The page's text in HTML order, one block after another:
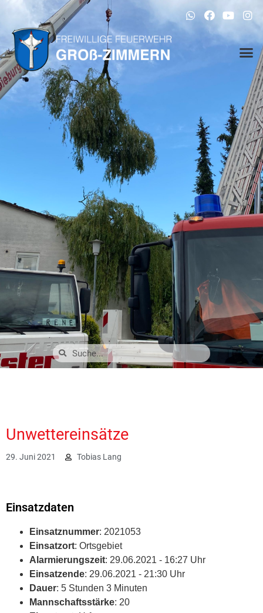
Unwettereinsätze
29. Juni 2021 Tobias Lang
Einsatzdaten
Einsatznummer: 2021053
Einsatzort: Ortsgebiet
Alarmierungszeit: 29.06.2021 - 16:27 Uhr
Einsatzende: 29.06.2021 - 21:30 Uhr
Dauer: 5 Stunden 3 Minuten
Mannschaftsstärke: 20